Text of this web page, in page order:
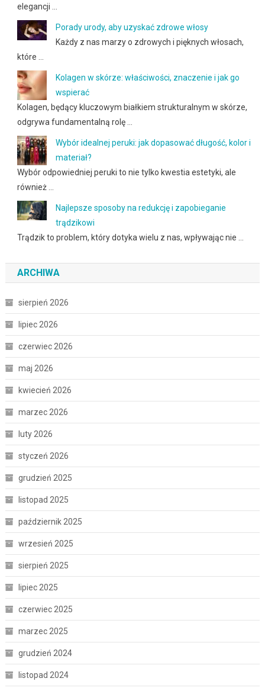
elegancji …
Porady urody, aby uzyskać zdrowe włosy
Każdy z nas marzy o zdrowych i pięknych włosach,
które …
Kolagen w skórze: właściwości, znaczenie i jak go
wspierać
Kolagen, będący kluczowym białkiem strukturalnym w skórze,
odgrywa fundamentalną rolę …
Wybór idealnej peruki: jak dopasować długość, kolor i
materiał?
Wybór odpowiedniej peruki to nie tylko kwestia estetyki, ale
również …
Najlepsze sposoby na redukcję i zapobieganie
trądzikowi
Trądzik to problem, który dotyka wielu z nas, wpływając nie …
ARCHIWA
sierpień 2026
lipiec 2026
czerwiec 2026
maj 2026
kwiecień 2026
marzec 2026
luty 2026
styczeń 2026
grudzień 2025
listopad 2025
październik 2025
wrzesień 2025
sierpień 2025
lipiec 2025
czerwiec 2025
marzec 2025
grudzień 2024
listopad 2024